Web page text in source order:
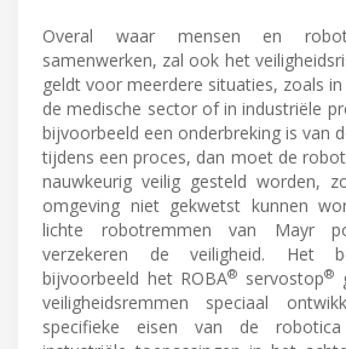
Overal waar mensen en
samenwerken, zal ook het
geldt voor meerdere situaties, zoals
de medische sector of in industriële
bijvoorbeeld een onderbreking is van
tijdens een proces, dan moet de
nauwkeurig veilig gesteld worden,
omgeving niet gekwetst kunnen
lichte robotremmen van Mayr
verzekeren de veiligheid. Het
bijvoorbeeld het ROBA® servostop®
veiligheidsremmen speciaal
specifieke eisen van de